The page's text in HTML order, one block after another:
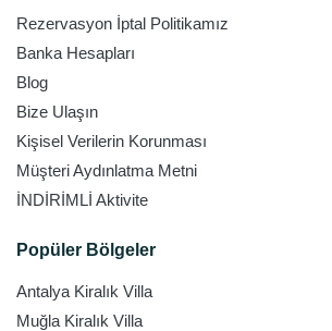
Rezervasyon İptal Politikamız
Banka Hesapları
Blog
Bize Ulaşın
Kişisel Verilerin Korunması
Müşteri Aydınlatma Metni
İNDİRİMLİ Aktivite
Popüler Bölgeler
Antalya Kiralık Villa
Muğla Kiralık Villa